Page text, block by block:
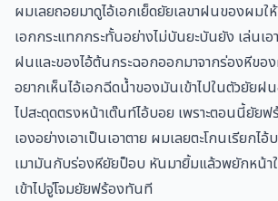
ผมเลยถอยมาดูไอ้เอกเย็ดยัยเลขาฝนของผมใ
เอกกระแทกกระทั้นอย่างไม่บันยะบันยัง เล่นเ
ฝนและของไอ้ต้นกระฉอกออกมาจากร่องหีขอ
อยากเห็นไอ้เอกฉีดน้ำของมันเข้าไปในตัวยัย
ไปสะดุดตรงหน้าเต๊นท์ไอ้บอย เพราะตอนนี้ยัย
เองอย่างเอาเป็นเอาตาย ผมเลยตะโกนเรียกไ
เมามันกับร่องหียัยป็อบ หันมายิ้มแล้วพยักหน้า
เข้าไปจู่โจมยัยฟร้องทันที